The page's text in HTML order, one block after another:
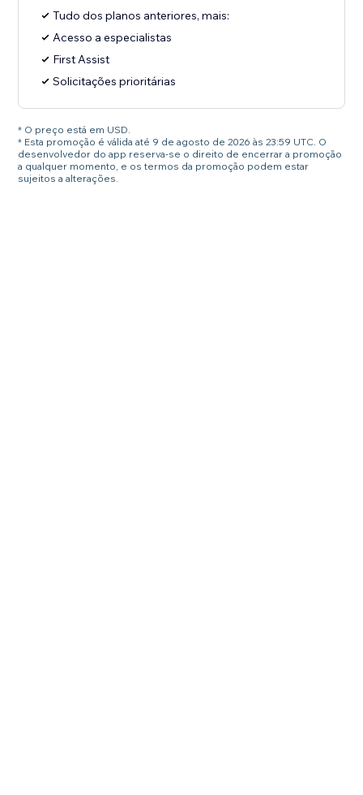
Tudo dos planos anteriores, mais:
Acesso a especialistas
First Assist
Solicitações prioritárias
* O preço está em USD.
* Esta promoção é válida até 9 de agosto de 2026 às 23:59 UTC. O
desenvolvedor do app reserva-se o direito de encerrar a promoção
a qualquer momento, e os termos da promoção podem estar
sujeitos a alterações.